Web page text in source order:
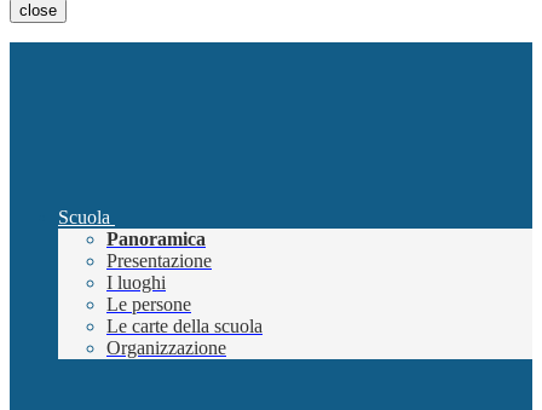
close
Scuola
Panoramica
Presentazione
I luoghi
Le persone
Le carte della scuola
Organizzazione